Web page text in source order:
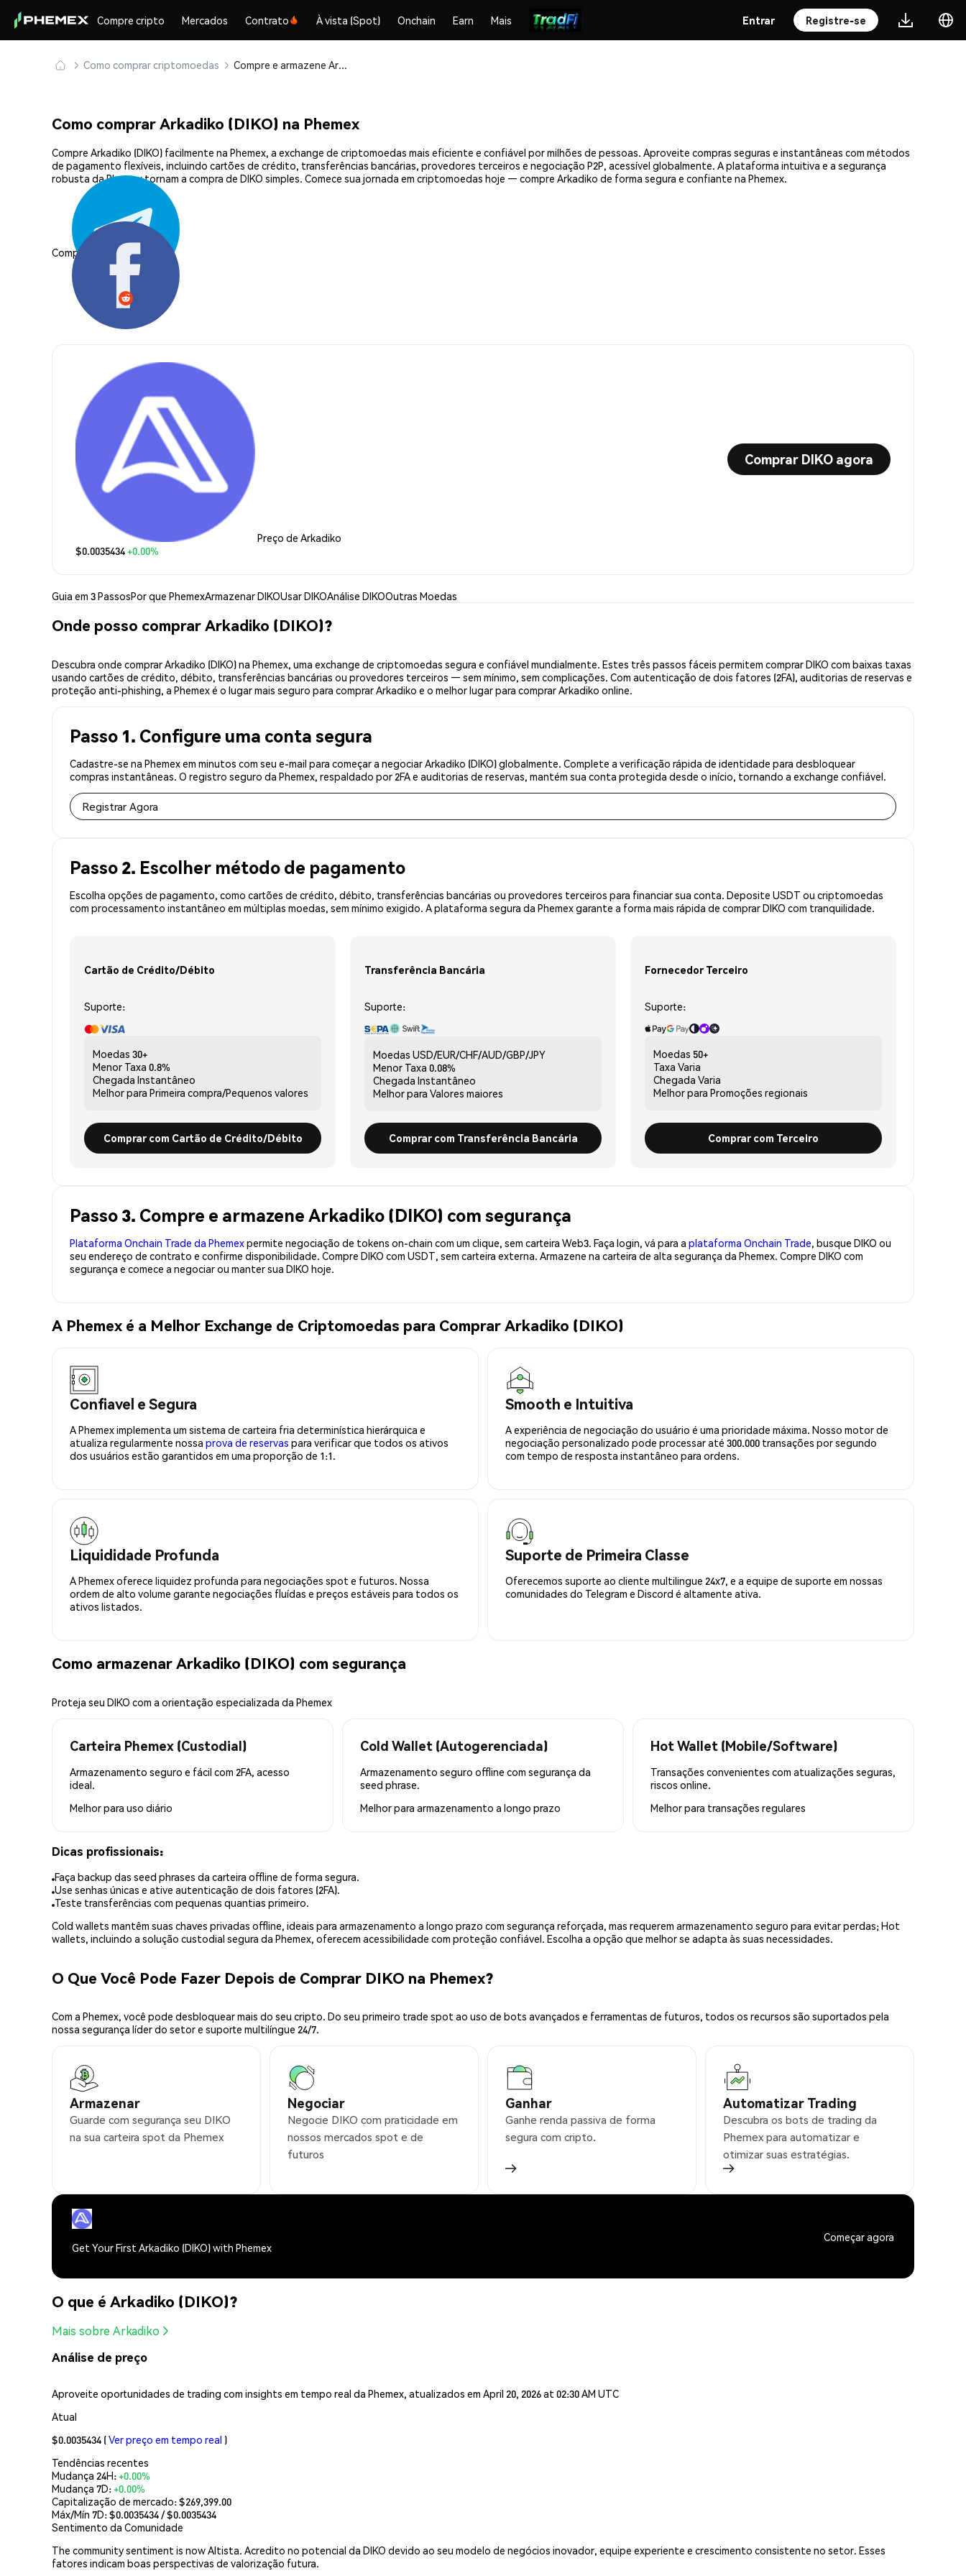
Compre cripto Mercados Contrato À vista (Spot) Onchain Earn Mais Entrar Registre-se
Como comprar criptomoedas Compre e armazene Arkadiko (DIKO) com segurança
Como comprar Arkadiko (DIKO) na Phemex
Compre Arkadiko (DIKO) facilmente na Phemex, a exchange de criptomoedas mais eficiente e confiável por milhões de pessoas. Aproveite compras seguras e instantâneas com métodos
de pagamento flexíveis, incluindo cartões de crédito, transferências bancárias, provedores terceiros e negociação P2P, acessível globalmente. A plataforma intuitiva e a segurança
robusta da Phemex tornam a compra de DIKO simples. Comece sua jornada em criptomoedas hoje — compre Arkadiko de forma segura e confiante na Phemex.
Compartilhar:
Preço de Arkadiko
$0.0035434+0.00%
Comprar DIKO agora
Guia em 3 PassosPor que PhemexArmazenar DIKOUsar DIKOAnálise DIKOOutras Moedas
Onde posso comprar Arkadiko (DIKO)?
Descubra onde comprar Arkadiko (DIKO) na Phemex, uma exchange de criptomoedas segura e confiável mundialmente. Estes três passos fáceis permitem comprar DIKO com baixas taxas
usando cartões de crédito, débito, transferências bancárias ou provedores terceiros — sem mínimo, sem complicações. Com autenticação de dois fatores (2FA), auditorias de reservas e
proteção anti-phishing, a Phemex é o lugar mais seguro para comprar Arkadiko e o melhor lugar para comprar Arkadiko online.
Passo 1. Configure uma conta segura
Cadastre-se na Phemex em minutos com seu e-mail para começar a negociar Arkadiko (DIKO) globalmente. Complete a verificação rápida de identidade para desbloquear
compras instantâneas. O registro seguro da Phemex, respaldado por 2FA e auditorias de reservas, mantém sua conta protegida desde o início, tornando a exchange confiável.
Registrar Agora
Passo 2. Escolher método de pagamento
Escolha opções de pagamento, como cartões de crédito, débito, transferências bancárias ou provedores terceiros para financiar sua conta. Deposite USDT ou criptomoedas
com processamento instantâneo em múltiplas moedas, sem mínimo exigido. A plataforma segura da Phemex garante a forma mais rápida de comprar DIKO com tranquilidade.
Cartão de Crédito/Débito
Suporte:
Moedas 30+
Menor Taxa 0.8%
Chegada Instantâneo
Melhor para Primeira compra/Pequenos valores
Comprar com Cartão de Crédito/Débito
Transferência Bancária
Suporte:
Moedas USD/EUR/CHF/AUD/GBP/JPY
Menor Taxa 0.08%
Chegada Instantâneo
Melhor para Valores maiores
Comprar com Transferência Bancária
Fornecedor Terceiro
Suporte:
Moedas 50+
Taxa Varia
Chegada Varia
Melhor para Promoções regionais
Comprar com Terceiro
Passo 3. Compre e armazene Arkadiko (DIKO) com segurança
Plataforma Onchain Trade da Phemexpermite negociação de tokens on-chain com um clique, sem carteira Web3. Faça login, vá para a plataforma Onchain Trade, busque DIKO ou
seu endereço de contrato e confirme disponibilidade. Compre DIKO com USDT, sem carteira externa. Armazene na carteira de alta segurança da Phemex. Compre DIKO com
segurança e comece a negociar ou manter sua DIKO hoje.
A Phemex é a Melhor Exchange de Criptomoedas para Comprar Arkadiko (DIKO)
Confiavel e Segura
A Phemex implementa um sistema de carteira fria determinística hierárquica e
atualiza regularmente nossa prova de reservas para verificar que todos os ativos
dos usuários estão garantidos em uma proporção de 1:1.
Smooth e Intuitiva
A experiência de negociação do usuário é uma prioridade máxima. Nosso motor de
negociação personalizado pode processar até 300.000 transações por segundo
com tempo de resposta instantâneo para ordens.
Liquididade Profunda
A Phemex oferece liquidez profunda para negociações spot e futuros. Nossa
ordem de alto volume garante negociações fluídas e preços estáveis para todos os
ativos listados.
Suporte de Primeira Classe
Oferecemos suporte ao cliente multilingue 24x7, e a equipe de suporte em nossas
comunidades do Telegram e Discord é altamente ativa.
Como armazenar Arkadiko (DIKO) com segurança
Proteja seu DIKO com a orientação especializada da Phemex
Carteira Phemex (Custodial)
Armazenamento seguro e fácil com 2FA, acesso
ideal.
Melhor para uso diário
Cold Wallet (Autogerenciada)
Armazenamento seguro offline com segurança da
seed phrase.
Melhor para armazenamento a longo prazo
Hot Wallet (Mobile/Software)
Transações convenientes com atualizações seguras,
riscos online.
Melhor para transações regulares
Dicas profissionais:
Faça backup das seed phrases da carteira offline de forma segura.
Use senhas únicas e ative autenticação de dois fatores (2FA).
Teste transferências com pequenas quantias primeiro.
Cold wallets mantêm suas chaves privadas offline, ideais para armazenamento a longo prazo com segurança reforçada, mas requerem armazenamento seguro para evitar perdas; Hot
wallets, incluindo a solução custodial segura da Phemex, oferecem acessibilidade com proteção confiável. Escolha a opção que melhor se adapta às suas necessidades.
O Que Você Pode Fazer Depois de Comprar DIKO na Phemex?
Com a Phemex, você pode desbloquear mais do seu cripto. Do seu primeiro trade spot ao uso de bots avançados e ferramentas de futuros, todos os recursos são suportados pela
nossa segurança líder do setor e suporte multilíngue 24/7.
Armazenar
Guarde com segurança seu DIKO
na sua carteira spot da Phemex
Negociar
Negocie DIKO com praticidade em
nossos mercados spot e de
futuros
Ganhar
Ganhe renda passiva de forma
segura com cripto.
Automatizar Trading
Descubra os bots de trading da
Phemex para automatizar e
otimizar suas estratégias.
Get Your First Arkadiko (DIKO) with Phemex
Começar agora
O que é Arkadiko (DIKO)?
Mais sobre Arkadiko
Análise de preço
Aproveite oportunidades de trading com insights em tempo real da Phemex, atualizados em April 20, 2026 at 02:30 AM UTC
Atual
$0.0035434 (Ver preço em tempo real )
Tendências recentes
Mudança 24H:+0.00%
Mudança 7D:+0.00%
Capitalização de mercado:$269,399.00
Máx/Mín 7D: $0.0035434/ $0.0035434
Sentimento da Comunidade
The community sentiment is now Altista. Acredito no potencial da DIKO devido ao seu modelo de negócios inovador, equipe experiente e crescimento consistente no setor. Esses
fatores indicam boas perspectivas de valorização futura.